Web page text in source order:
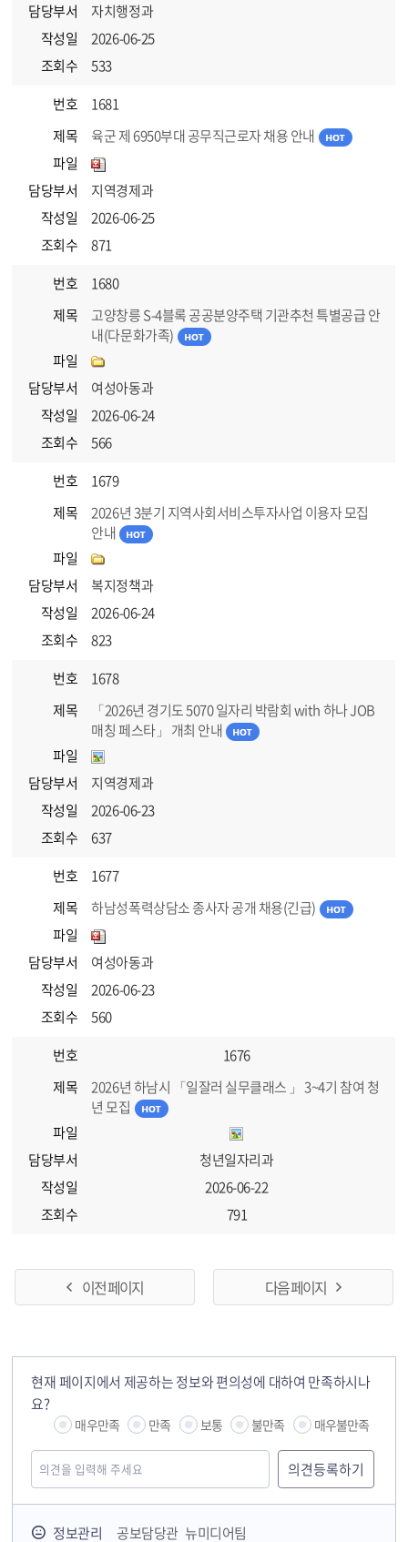
담당부서
자치행정과
작성일
2026-06-25
조회수
533
번호
1681
제목
육군 제 6950부대 공무직근로자 채용 안내
파일
담당부서
지역경제과
작성일
2026-06-25
조회수
871
번호
1680
제목
고양창릉 S-4블록 공공분양주택 기관추천 특별공급 안
내(다문화가족)
파일
담당부서
여성아동과
작성일
2026-06-24
조회수
566
번호
1679
제목
2026년 3분기 지역사회서비스투자사업 이용자 모집
안내
파일
담당부서
복지정책과
작성일
2026-06-24
조회수
823
번호
1678
제목
「2026년 경기도 5070 일자리 박람회 with 하나 JOB
매칭 페스타」 개최 안내
파일
담당부서
지역경제과
작성일
2026-06-23
조회수
637
번호
1677
제목
하남성폭력상담소 종사자 공개 채용(긴급)
파일
담당부서
여성아동과
작성일
2026-06-23
조회수
560
번호
1676
제목
2026년 하남시 「일잘러 실무클래스 」 3~4기 참여 청
년 모집
파일
담당부서
청년일자리과
작성일
2026-06-22
조회수
791
이전 페이지 다음 페이지
현재 페이지에서 제공하는 정보와 편의성에 대하여 만족하시나
요?
매우만족 만족 보통 불만족 매우불만족
정보관리
공보담당관 뉴미디어팀